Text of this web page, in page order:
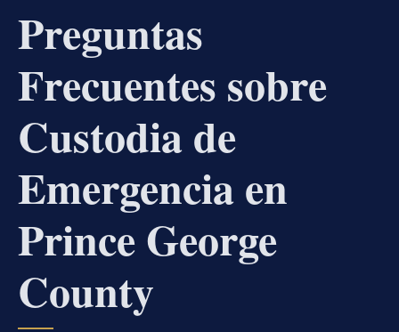
Preguntas
Frecuentes sobre
Custodia de
Emergencia en
Prince George
County